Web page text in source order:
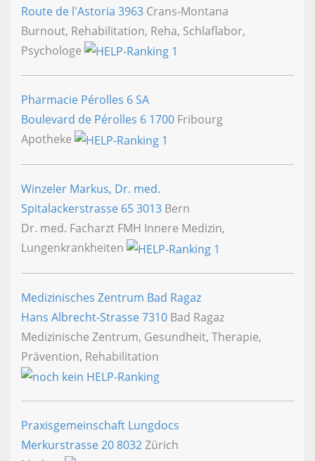
Route de l'Astoria 3963 Crans-Montana
Burnout, Rehabilitation, Reha, Schlaflabor,
Psychologe
Pharmacie Pérolles 6 SA
Boulevard de Pérolles 6 1700 Fribourg
Apotheke
Winzeler Markus, Dr. med.
Spitalackerstrasse 653013 Bern
Dr. med. Facharzt FMH Innere Medizin,
Lungenkrankheiten
Medizinisches Zentrum Bad Ragaz
Hans Albrecht-Strasse7310 Bad Ragaz
Medizinische Zentrum, Gesundheit, Therapie,
Prävention, Rehabilitation
Praxisgemeinschaft Lungdocs
Merkurstrasse 208032Zürich